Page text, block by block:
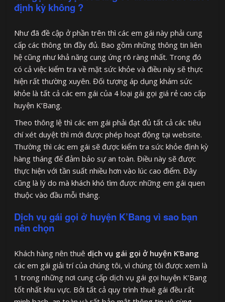
định kỳ không ?
Như đã đề cập ở phần trên thì các em gái này phải cung
cấp các thông tin đầy đủ. Bao gồm những thông tin liên
hệ cũng như khả năng cung ứng rõ ràng nhất. Trong đó
có cả việc kiểm tra về mặt sức khỏe và điều này sẽ thực
hiện rất thường xuyên. Đối tượng áp dụng khám sức
khỏe là tất cả các em gái của 4 loại gái gọi giá rẻ cao cấp
huyện K’Bang.
Theo thông lệ thì các em gái phải đạt đủ tất cả các tiêu
chí xét duyệt thì mới được phép hoạt động tại website.
Thường thì các em gái sẽ được kiểm tra sức khỏe định kỳ
hàng tháng để đảm bảo sự an toàn. Điều này sẽ được
thực hiện với tần suất nhiều hơn vào lúc cao điểm. Đây
cũng là lý do mà khách khó tìm được những em gái quen
thuộc vào đầu mỗi tháng.
Dịch vụ gái gọi ở huyện K’Bang vì sao bạn
nên chọn
Khách hàng nên thuê dịch vụ gái gọi ở huyện K’Bang
các em gái giải trí của chúng tôi, vì chúng tôi được xem là
1 trong những nơi cung cấp dịch vụ gái gọi huyện K’Bang
tốt nhất khu vực. Bởi tất cả quy trình thuê gái đều rất